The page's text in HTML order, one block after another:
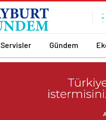
Servisler Gündem